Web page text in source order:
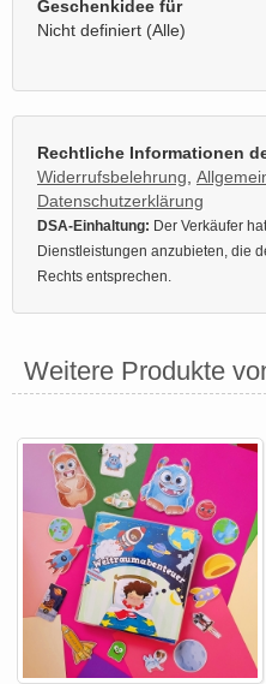
Geschenkidee für
Nicht definiert (Alle)
Rechtliche Informationen
Widerrufsbelehrung
Datenschutzerklärung
DSA-Einhaltung: Der Verkäufer
Dienstleistungen anzubieten, die
Rechts entsprechen.
Weitere Produkte